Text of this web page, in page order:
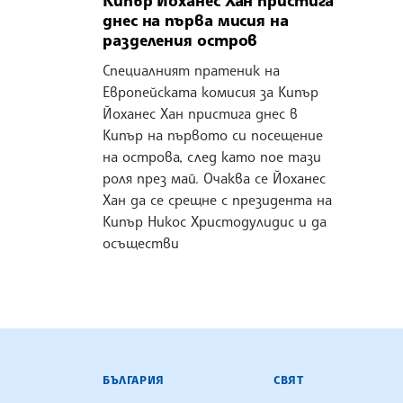
днес на първа мисия на
разделения остров
Специалният пратеник на
Европейската комисия за Кипър
Йоханес Хан пристига днес в
Кипър на първото си посещение
на острова, след като пое тази
роля през май. Очаква се Йоханес
Хан да се срещне с президента на
Кипър Никос Христодулидис и да
осъществи
БЪЛГАРСКА ТЕЛЕГРАФНА
БЪЛГАРИЯ СВЯТ